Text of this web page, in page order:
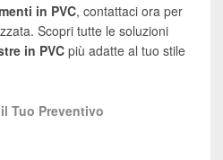
in PVC, contattaci ora per
Scopri tutte le soluzioni
in PVCpiù adatte al tuo stile
Tuo Preventivo